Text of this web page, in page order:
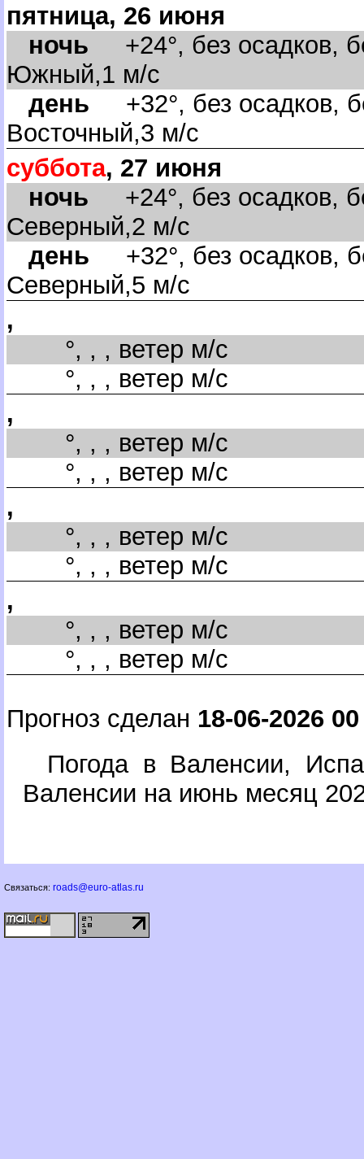
пятница, 26 июня
ночь +24°, без осадков,
Южный,1 м/с
день +32°, без осадков,
осточный,3 м/с
суббота, 27 июня
ночь +24°, без осадков,
Северный,2 м/с
день +32°, без осадков,
Северный,5 м/с
,
°, , , ветер м/с
°, , , ветер м/с
,
°, , , ветер м/с
°, , , ветер м/с
,
°, , , ветер м/с
°, , , ветер м/с
,
°, , , ветер м/с
°, , , ветер м/с
Прогноз сделан 18-06-2026
Погода в Валенсии,
аленсии на июнь месяц
Связаться: roads@euro-atlas.ru